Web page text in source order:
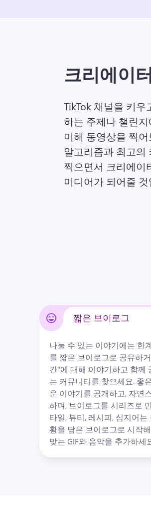
크리에이
TikTok 채널을 키우
하는 주제나 챌린
미해 동영상을 찍
알고리즘과 최고의
찍으면서 크리에이
미디어가 되어줄
짧은 브이로그
나눌 수 있는 이야기에는 한
를 짧은 브이로그로 공유하
간"에 대해 이야기하고 함께
는 커뮤니티를 찾으세요. 좋
운 이야기를 공개하고, 자연
하며, 브이로그를 시리즈로
타일, 뷰티, 레시피, 심지어
황을 담은 브이로그로 시작
맞는 GIF와 음악을 추가하세